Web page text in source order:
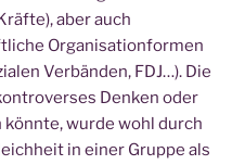
aber auch
Organisationformen
Verbänden, FDJ…). Die
Denken oder
wurde wohl durch
in einer Gruppe als